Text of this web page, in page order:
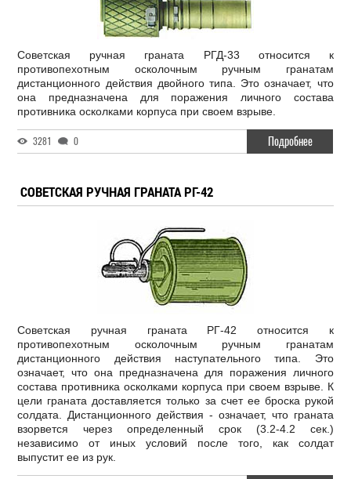
Советская ручная граната РГД-33 относится к
противопехотным осколочным ручным гранатам
дистанционного действия двойного типа. Это означает, что
она предназначена для поражения личного состава
противника осколками корпуса при своем взрыве.
3281 0 Подробнее
СОВЕТСКАЯ РУЧНАЯ ГРАНАТА РГ-42
Советская ручная граната РГ-42 относится к
противопехотным осколочным ручным гранатам
дистанционного действия наступательного типа. Это
означает, что она предназначена для поражения личного
состава противника осколками корпуса при своем взрыве. К
цели граната доставляется только за счет ее броска рукой
солдата. Дистанционного действия - означает, что граната
взорвется через определенный срок (3.2-4.2 сек.)
независимо от иных условий после того, как солдат
выпустит ее из рук.